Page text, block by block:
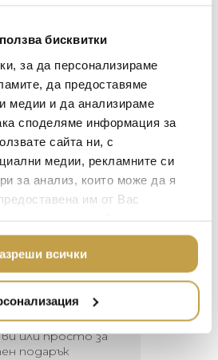
бисквитки
за да персонализираме
да предоставяме
медии и да анализираме
споделяме информация за
сайта ни, с
медии, рекламните си
за анализ, които може да я
им от Вас
на услугите им.
всички
декорации, които
форми.
combine. A collection that
Hybrid decorations that
past that evolve into
Behar
06-18
място за
атмосфера на
или просто за
подарък
ЗА МАСАТА
ТЕКСТИЛ ЗА ДОМА
АРОМАТИ ЗА ДОМА
ИЗКУСТВО И КНИГИ
ВИСОК КЛАС
МЕБЕЛИ
ПОДАРЪЦИ
BACCARAT
TOM DIXON
MICHAEL ARAM
ASSOULINE
SELETTI
DOLCE & GABBANA
ETHNICRAFT
ZUIVER
DUTCHBONE